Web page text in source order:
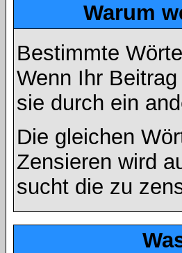
Warum
Bestimmte
Wenn Ihr
sie durch ein
Die gleichen
Zensieren wird
sucht die zu